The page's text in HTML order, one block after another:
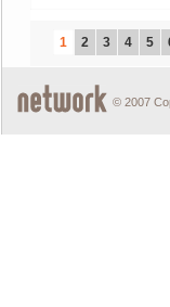
1 2 3 4 5
© 2007